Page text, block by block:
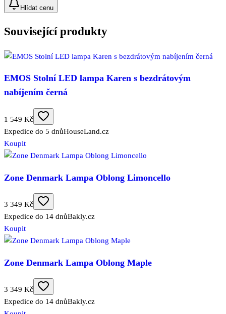
Hlídat cenu
Související produkty
EMOS Stolní LED lampa Karen s bezdrátovým
nabíjením černá
1 549 Kč
Expedice do 5 dnůHouseLand.cz
Koupit
Zone Denmark Lampa Oblong Limoncello
3 349 Kč
Expedice do 14 dnůBakly.cz
Koupit
Zone Denmark Lampa Oblong Maple
3 349 Kč
Expedice do 14 dnůBakly.cz